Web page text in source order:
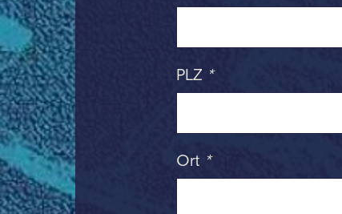
PLZ *
Ort *